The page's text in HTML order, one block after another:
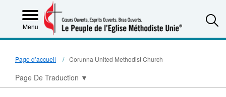
Menu
Page d’accueil Corunna United Methodist Church
Page De Traduction ▼